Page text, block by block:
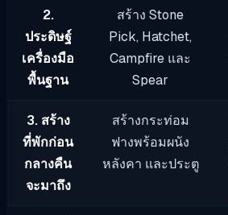
2.
ประดิษฐ์
เครื่องมือ
พื้นฐาน
สร้าง Stone
Pick, Hatchet,
Campfire และ
Spear
3. สร้าง
ที่พักก่อน
กลางคืน
จะมาถึง
สร้างกระท่อม
ฟางพร้อมผนัง
หลังคา และประตู